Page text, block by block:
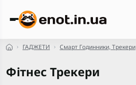
ГАДЖЕТИ Смарт Годинники, Трекери
Фітнес Трекери